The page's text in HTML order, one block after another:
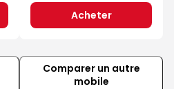
Acheter
Comparer un autre
mobile